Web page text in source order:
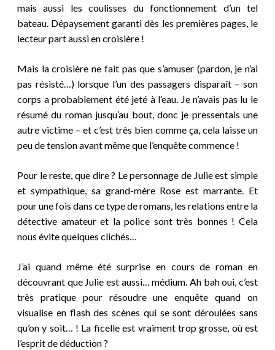
mais aussi les coulisses du fonctionnement d’un tel
bateau. Dépaysement garanti dès les premières pages, le
lecteur part aussi en croisière !
Mais la croisière ne fait pas que s’amuser (pardon, je n’ai
pas résisté…) lorsque l’un des passagers disparaît – son
corps a probablement été jeté à l’eau. Je n’avais pas lu le
résumé du roman jusqu’au bout, donc je pressentais une
autre victime – et c’est très bien comme ça, cela laisse un
peu de tension avant même que l’enquête commence !
Pour le reste, que dire ? Le personnage de Julie est simple
et sympathique, sa grand-mère Rose est marrante. Et
pour une fois dans ce type de romans, les relations entre la
détective amateur et la police sont très bonnes ! Cela
nous évite quelques clichés…
J’ai quand même été surprise en cours de roman en
découvrant que Julie est aussi… médium. Ah bah oui, c’est
très pratique pour résoudre une enquête quand on
visualise en flash des scènes qui se sont déroulées sans
qu’on y soit… ! La ficelle est vraiment trop grosse, où est
l’esprit de déduction ?